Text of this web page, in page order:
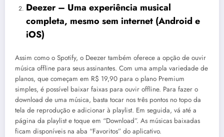
Deezer – Uma experiência musical
completa, mesmo sem internet (Android e
iOS)
Assim como o Spotify, o Deezer também oferece a opção de ouvir
música offline para seus assinantes. Com uma ampla variedade de
planos, que começam em R$ 19,90 para o plano Premium
simples, é possível baixar faixas para ouvir offline. Para fazer o
download de uma música, basta tocar nos três pontos no topo da
tela de reprodução e adicionar à playlist. Em seguida, vá até a
página da playlist e toque em “Download”. As músicas baixadas
ficam disponíveis na aba “Favoritos” do aplicativo.